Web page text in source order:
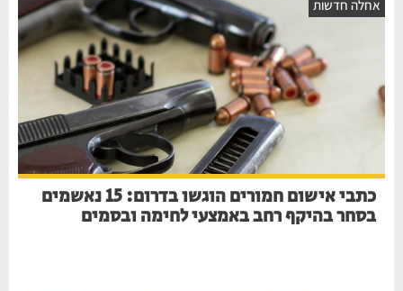
חדשות
כתבי אישום חמורים הוגשו בדרום: 15 נאשמים
בסחר בהיקף רחב באמצעי לחימה ובסמים